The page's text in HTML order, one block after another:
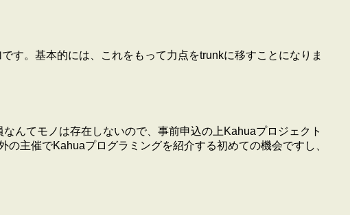
す。基本的には、これをもって力点をtrunkに移すことになりま
んてモノは存在しないので、事前申込の上Kahuaプロジェクト
主催でKahuaプログラミングを紹介する初めての機会ですし、